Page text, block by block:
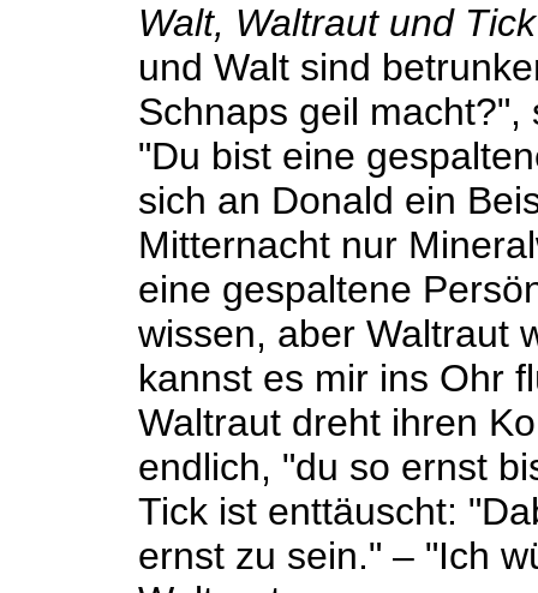
Walt, Waltraut und
und Walt sind
Schnaps geil
"Du bist eine
sich an Donald ein
Mitternacht nur
eine gespaltene
wissen, aber Waltraut
kannst es mir ins Ohr
Waltraut dreht ihren
endlich, "du so ernst
Tick ist enttäuscht:
ernst zu sein." – "Ich